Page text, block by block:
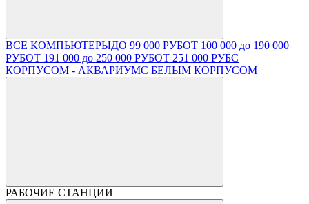
ВСЕ КОМПЬЮТЕРЫДО 99 000 РУБОТ 100 000 до 190 000
РУБОТ 191 000 до 250 000 РУБОТ 251 000 РУБС
КОРПУСОМ - АКВАРИУМС БЕЛЫМ КОРПУСОМ
РАБОЧИЕ СТАНЦИИ